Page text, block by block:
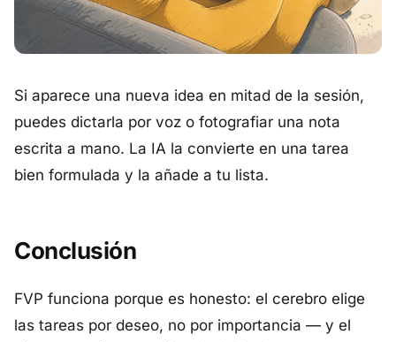
Si aparece una nueva idea en mitad de la sesión,
puedes dictarla por voz o fotografiar una nota
escrita a mano. La IA la convierte en una tarea
bien formulada y la añade a tu lista.
Conclusión
FVP funciona porque es honesto: el cerebro elige
las tareas por deseo, no por importancia — y el